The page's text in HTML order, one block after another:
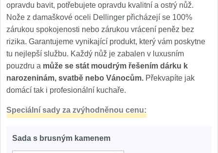
opravdu bavit, potřebujete opravdu kvalitní a ostrý nůž.
Nože z damaškové oceli Dellinger přicházejí se 100%
zárukou spokojenosti nebo zárukou vrácení peněz bez
rizika. Garantujeme vynikající produkt, který vám poskytne
tu nejlepší službu. Každý nůž je zabalen v luxusním
pouzdru a může se stát moudrým řešením dárku k
narozeninám, svatbě nebo Vánocům. Překvapíte jak
domácí tak i profesionální kuchaře.
Speciální sady za zvýhodněnou cenu:
Sada s brusným kamenem